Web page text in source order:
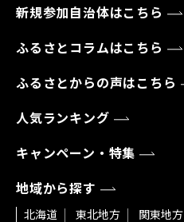
新規参加自治体はこちら
ふるさとコラムはこちら
ふるさとからの声はこちら
人気ランキング
キャンペーン・特集
地域から探す
北海道 東北地方 関東地方